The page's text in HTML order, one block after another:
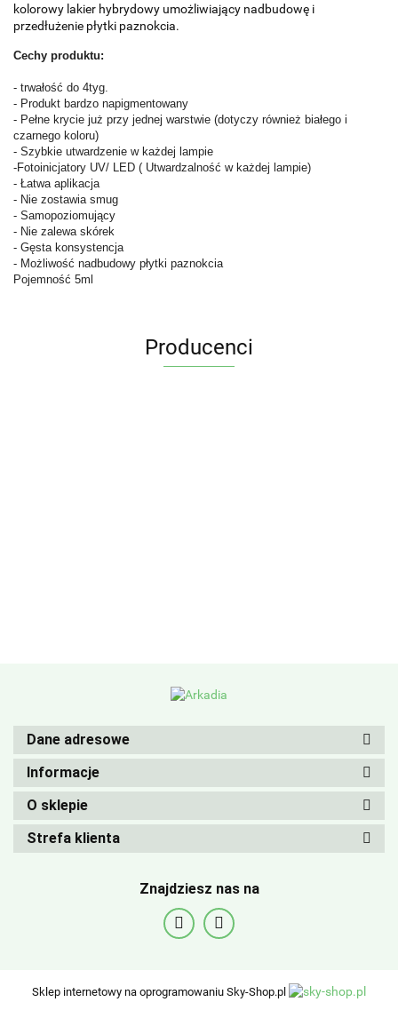
kolorowy lakier hybrydowy umożliwiający nadbudowę i
przedłużenie płytki paznokcia.
Cechy produktu:
- trwałość do 4tyg.
- Produkt bardzo napigmentowany
- Pełne krycie już przy jednej warstwie (dotyczy również białego i
czarnego koloru)
- Szybkie utwardzenie w każdej lampie
-Fotoinicjatory UV/ LED ( Utwardzalność w każdej lampie)
- Łatwa aplikacja
- Nie zostawia smug
- Samopoziomujący
- Nie zalewa skórek
- Gęsta konsystencja
- Możliwość nadbudowy płytki paznokcia
Pojemność 5ml
Producenci
Dane adresowe
Informacje
O sklepie
Strefa klienta
Znajdziesz nas na
Sklep internetowy na oprogramowaniu Sky-Shop.pl